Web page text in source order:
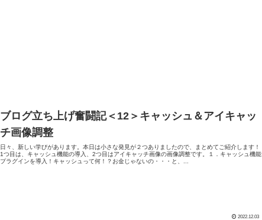
ブログ立ち上げ奮闘記＜12＞キャッシュ＆アイキャッ
チ画像調整
日々、新しい学びがあります。本日は小さな発見が２つありましたので、まとめてご紹介します！
1つ目は、キャッシュ機能の導入、2つ目はアイキャッチ画像の画像調整です。１．キャッシュ機能
プラグインを導入！キャッシュって何！？お金じゃないの・・・と、...
2022.12.03